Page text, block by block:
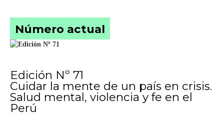
Número actual
Edición Nº 71
Cuidar la mente de un país en crisis.
Salud mental, violencia y fe en el
Perú